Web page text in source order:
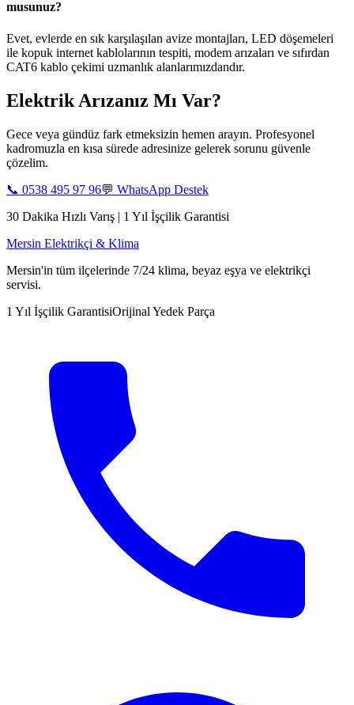
musunuz?
Evet, evlerde en sık karşılaşılan avize montajları, LED döşemeleri
ile kopuk internet kablolarının tespiti, modem arızaları ve sıfırdan
CAT6 kablo çekimi uzmanlık alanlarımızdandır.
Elektrik Arızanız Mı Var?
Gece veya gündüz fark etmeksizin hemen arayın. Profesyonel
kadromuzla en kısa sürede adresinize gelerek sorunu güvenle
çözelim.
📞 0538 495 97 96💬 WhatsApp Destek
30 Dakika Hızlı Varış | 1 Yıl İşçilik Garantisi
Mersin Elektrikçi & Klima
Mersin'in tüm ilçelerinde 7/24 klima, beyaz eşya ve elektrikçi
servisi.
1 Yıl İşçilik GarantisiOrijinal Yedek Parça